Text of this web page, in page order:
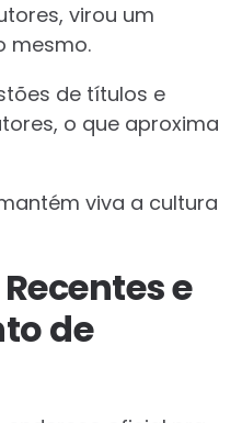
virou um
mesmo.
de títulos e
o que aproxima
viva a cultura
e
de